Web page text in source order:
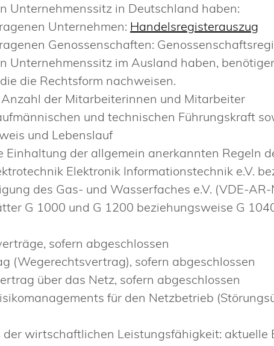
Unternehmenssitz in Deutschland haben:
Unternehmen: Handelsregisterauszug
Genossenschaften:
Unternehmenssitz im Ausland haben,
die Rechtsform nachweisen.
der Mitarbeiterinnen und Mitarbeiter
und technischen Führungskraft
und Lebenslauf
Einhaltung der allgemein anerkannten Regeln
Elektronik Informationstechnik e.V.
des Gas- und Wasserfaches e.V. (VDE-
G 1000 und G 1200 beziehungsweise G
sofern abgeschlossen
(Wegerechtsvertrag), sofern abgeschlossen
über das Netz, sofern abgeschlossen
für den Netzbetrieb
der wirtschaftlichen Leistungsfähigkeit: aktuelle